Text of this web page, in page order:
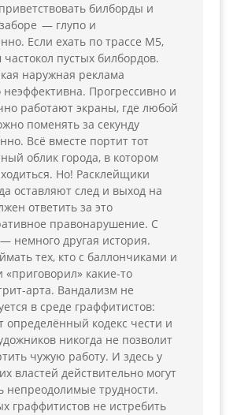
билборды и
— глупо и
Если ехать по трассе М5,
пустых билбордов.
наружная реклама
Прогрессивно и
работают экраны, где любой
поменять за секунду
Всё вместе портит тот
облик города, в котором
Но! Расклейщики
оставляют след и выход на
ответить за это
правонарушение. С
немного другая история.
тех, кто с баллончиками и
какие-то
арта. Вандализм не
в среде граффитистов:
определённый кодекс чести и
никогда не позволит
чужую работу. И здесь у
властей действительно могут
непреодолимые трудности.
граффитистов не истребить